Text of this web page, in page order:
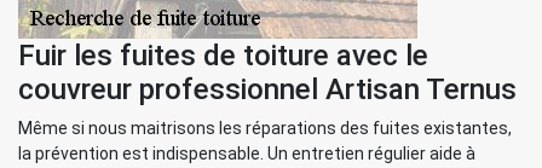
Fuir les fuites de toiture avec le
couvreur professionnel Artisan Ternus
Même si nous maitrisons les réparations des fuites existantes,
la prévention est indispensable. Un entretien régulier aide à